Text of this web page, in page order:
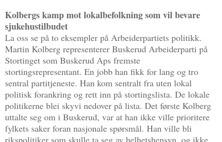
Kolbergs kamp mot lokalbefolkning som vil bevare
sjukehustilbudet
La oss se på to eksempler på Arbeiderpartiets politikk.
Martin Kolberg representerer Buskerud Arbeiderparti på
Stortinget som Buskerud Aps fremste
stortingsrepresentant. En jobb han fikk for lang og tro
sentral partitjeneste. Han kom sentralt fra uten lokal
politisk forankring og rett inn på stortingslista. De lokale
politikerne blei skyvi nedover på lista. Det første Kolberg
uttalte seg om i Buskerud, var at han ikke ville prioritere
fylkets saker foran nasjonale spørsmål. Han ville bli
rikspolitiker som skulle ta seg av helhetshensyn, og ikke